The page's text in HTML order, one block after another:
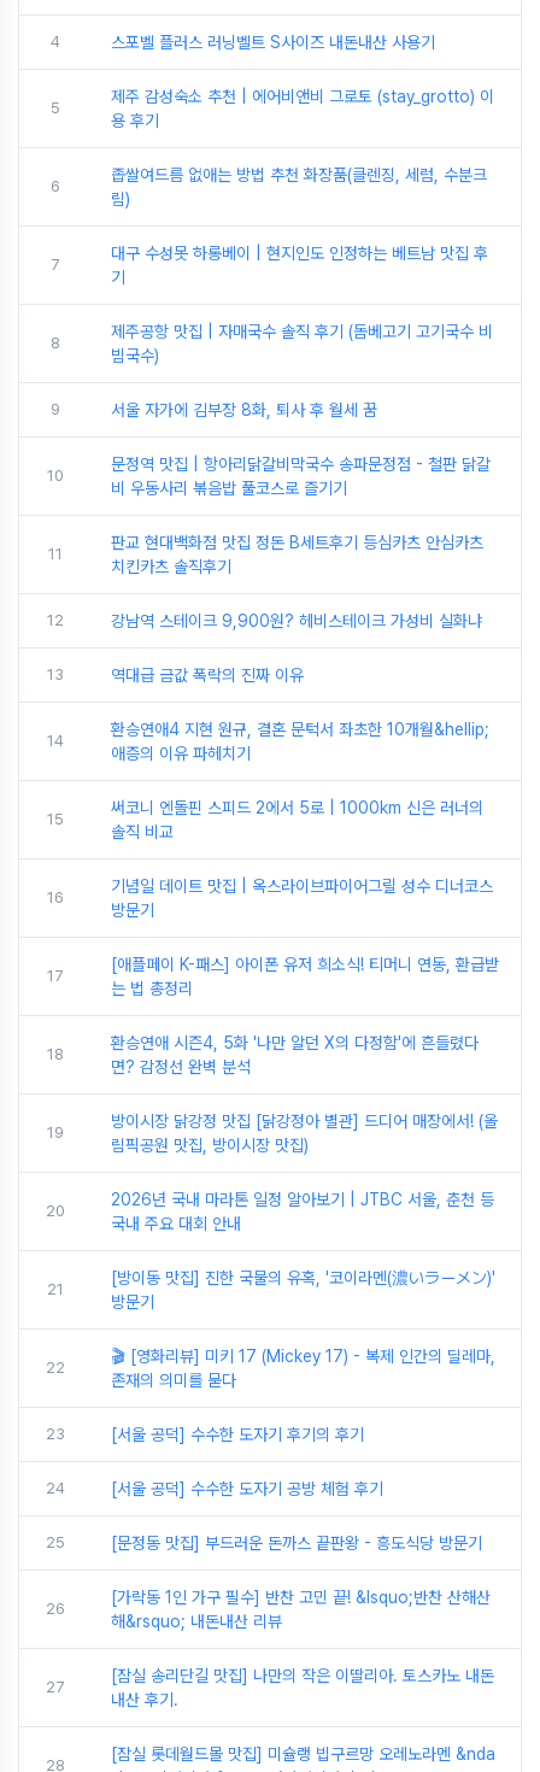
4 스포벨 플러스 러닝벨트 S사이즈 내돈내산 사용기
5
제주 감성숙소 추천 | 에어비앤비 그로토 (stay_grotto) 이
용 후기
6
좁쌀여드름 없애는 방법 추천 화장품(클렌징, 세럼, 수분크
림)
7
대구 수성못 하롱베이 | 현지인도 인정하는 베트남 맛집 후
기
8
제주공항 맛집 | 자매국수 솔직 후기 (돔베고기 고기국수 비
빔국수)
9 서울 자가에 김부장 8화, 퇴사 후 월세 꿈
10
문정역 맛집 | 항아리닭갈비막국수 송파문정점 - 철판 닭갈
비 우동사리 볶음밥 풀코스로 즐기기
11
판교 현대백화점 맛집 정돈 B세트후기 등심카츠 안심카츠
치킨카츠 솔직후기
12 강남역 스테이크 9,900원? 헤비스테이크 가성비 실화냐
13 역대급 금값 폭락의 진짜 이유
14
환승연애4 지현 원규, 결혼 문턱서 좌초한 10개월&hellip;
애증의 이유 파헤치기
15
써코니 엔돌핀 스피드 2에서 5로 | 1000km 신은 러너의
솔직 비교
16
기념일 데이트 맛집 | 옥스라이브파이어그릴 성수 디너코스
방문기
17
[애플페이 K-패스] 아이폰 유저 희소식! 티머니 연동, 환급받
는 법 총정리
18
환승연애 시즌4, 5화 '나만 알던 X의 다정함'에 흔들렸다
면? 감정선 완벽 분석
19
방이시장 닭강정 맛집 [닭강정아 별관] 드디어 매장에서! (올
림픽공원 맛집, 방이시장 맛집)
20
2026년 국내 마라톤 일정 알아보기 | JTBC 서울, 춘천 등
국내 주요 대회 안내
21
[방이동 맛집] 진한 국물의 유혹, '코이라멘(濃いラーメン)'
방문기
22
🎬 [영화리뷰] 미키 17 (Mickey 17) - 복제 인간의 딜레마,
존재의 의미를 묻다
23 [서울 공덕] 수수한 도자기 후기의 후기
24 [서울 공덕] 수수한 도자기 공방 체험 후기
25 [문정동 맛집] 부드러운 돈까스 끝판왕 - 흥도식당 방문기
26
[가락동 1인 가구 필수] 반찬 고민 끝! &lsquo;반찬 산해산
해&rsquo; 내돈내산 리뷰
27
[잠실 송리단길 맛집] 나만의 작은 이딸리아. 토스카노 내돈
내산 후기.
28
[잠실 롯데월드몰 맛집] 미슐랭 빕구르망 오레노라멘 &nda